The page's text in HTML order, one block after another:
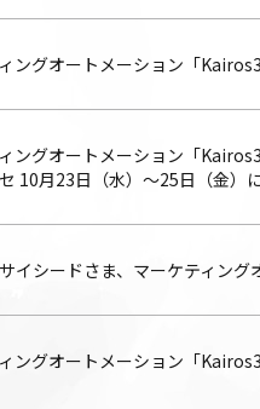
ングオートメーション「
ングオートメーション「
10月23日（水）〜25日（金）
イシードさま、マーケティン
ングオートメーション「